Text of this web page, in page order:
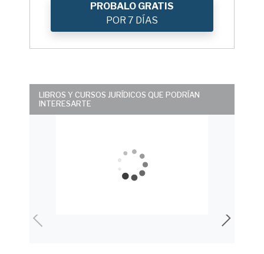
PROBALO GRATIS
POR 7 DÍAS
LIBROS Y CURSOS JURÍDICOS QUE PODRÍAN
INTERESARTE